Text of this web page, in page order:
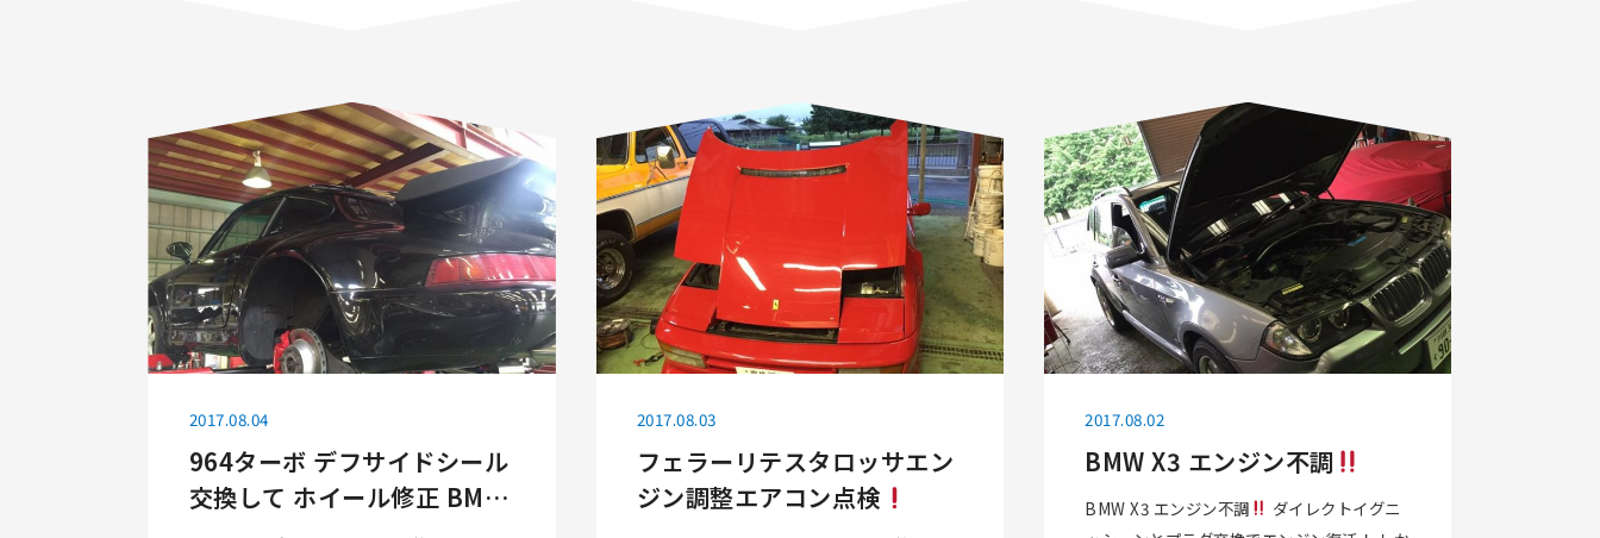
2017.08.04
964ターボ デフサイドシール
交換して ホイール修正 BMW
2017.08.03
フェラーリテスタロッサエン
ジン調整エアコン点検
2017.08.02
BMW X3 エンジン不調
BMW X3 エンジン不調
ダイレクトイグニ